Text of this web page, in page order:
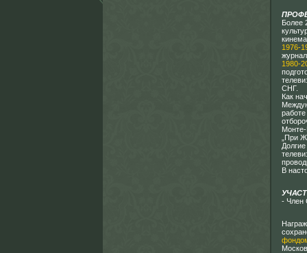
Более
1976-
1980-
СНГ.
Как
„При
В
- Член